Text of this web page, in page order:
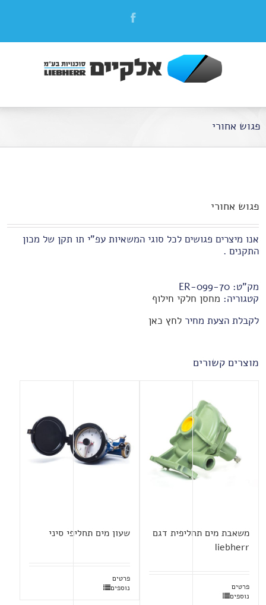
פגוש אחורי
פגוש אחורי
אנו מיצרים פגושים לכל סוגי המשאיות עפ"י תו תקן של מכון
התקנים .
מק"ט: 70-ER-099
קטגוריה: מחסן חלקי חילוף
לקבלת הצעת מחיר לחץ כאן
מוצרים קשורים
משאבת מים תחליפית דגם
liebherr
פרטים
נוספים
שעון מים תחליפי סיני
פרטים
נוספים